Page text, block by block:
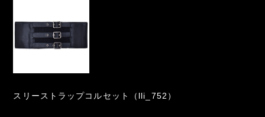
スリーストラップコルセット（lli_752）